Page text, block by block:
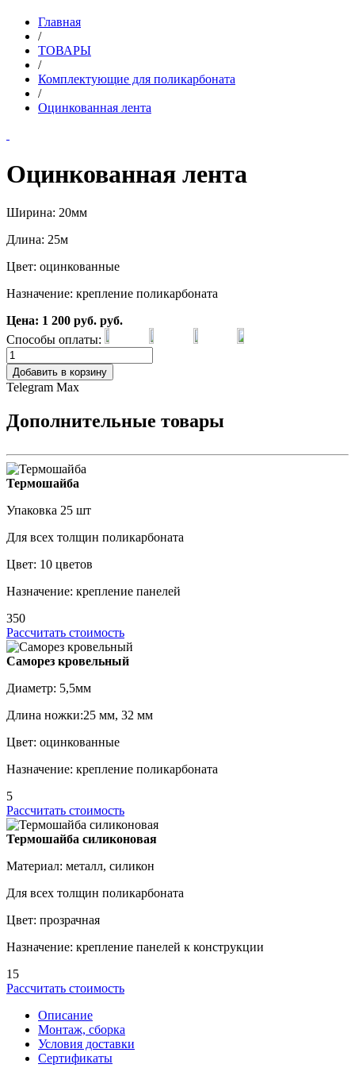
Главная
/
ТОВАРЫ
/
Комплектующие для поликарбоната
/
Оцинкованная лента
Оцинкованная лента
Ширина: 20мм
Длина: 25м
Цвет: оцинкованные
Назначение: крепление поликарбоната
Цена: 1 200 руб. руб.
Способы оплаты:
Добавить в корзину
Telegram Max
Дополнительные товары
Термошайба
Упаковка 25 шт
Для всех толщин поликарбоната
Цвет: 10 цветов
Назначение: крепление панелей
350
Рассчитать стоимость
Саморез кровельный
Диаметр: 5,5мм
Длина ножки:25 мм, 32 мм
Цвет: оцинкованные
Назначение: крепление поликарбоната
5
Рассчитать стоимость
Термошайба силиконовая
Материал: металл, силикон
Для всех толщин поликарбоната
Цвет: прозрачная
Назначение: крепление панелей к конструкции
15
Рассчитать стоимость
Описание
Монтаж, сборка
Условия доставки
Сертификаты